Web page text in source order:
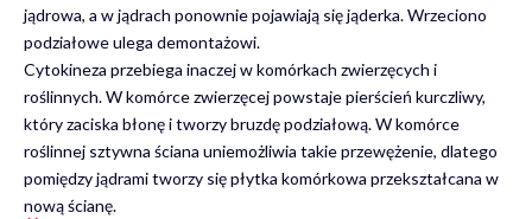
jądrowa, a w jądrach ponownie pojawiają się jąderka. Wrzeciono
podziałowe ulega demontażowi.
Cytokineza przebiega inaczej w komórkach zwierzęcych i
roślinnych. W komórce zwierzęcej powstaje pierścień kurczliwy,
który zaciska błonę i tworzy bruzdę podziałową. W komórce
roślinnej sztywna ściana uniemożliwia takie przewężenie, dlatego
pomiędzy jądrami tworzy się płytka komórkowa przekształcana w
nową ścianę.